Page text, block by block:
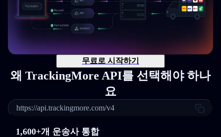
무료로 시작하기
왜 TrackingMore API를 선택해야 하나
요
https://api.trackingmore.com/v4
1,600+개 운송사 통합